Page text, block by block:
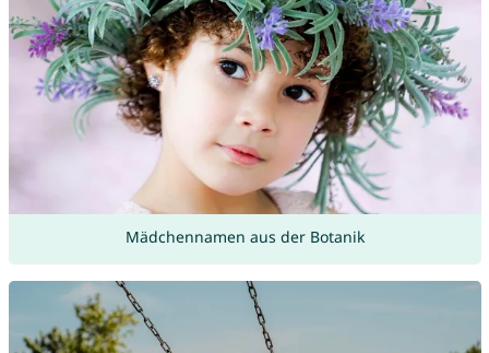
Mädchennamen aus der Botanik